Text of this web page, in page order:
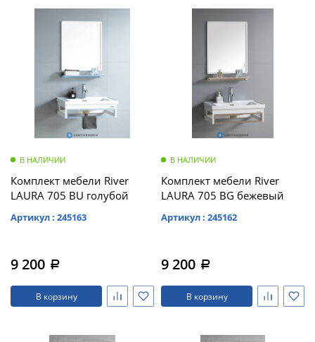
В НАЛИЧИИ
Комплект мебели River
LAURA 705 BU голубой
Артикул : 245163
9 200 a
В корзину
В НАЛИЧИИ
Комплект мебели River
LAURA 705 BG бежевый
Артикул : 245162
9 200 a
В корзину